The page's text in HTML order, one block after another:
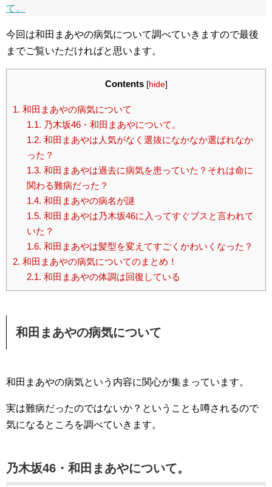
て。
今回は和田まあやの病気について調べていきますので最後
までご覧いただければと思います。
Contents [hide]
1. 和田まあやの病気について
1.1. 乃木坂46・和田まあやについて。
1.2. 和田まあやは人気がなく選抜になかなか選ばれなか
った？
1.3. 和田まあやは過去に病気を患っていた？それは命に
関わる難病だった？
1.4. 和田まあやの病名が謎
1.5. 和田まあやは乃木坂46に入ってすぐブスと言われて
いた？
1.6. 和田まあやは髪型を変えてすごくかわいくなった？
2. 和田まあやの病気についてのまとめ！
2.1. 和田まあやの体調は回復している
和田まあやの病気について
和田まあやの病気という内容に関心が集まっています。
実は難病だったのではないか？ということも噂されるので
気になるところを調べていきます。
乃木坂46・和田まあやについて。